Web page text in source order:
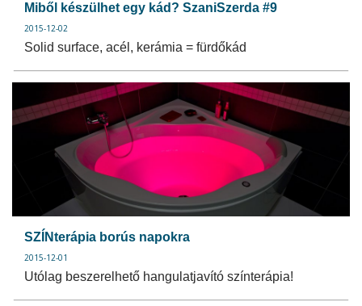
Miből készülhet egy kád? SzaniSzerda #9
2015-12-02
Solid surface, acél, kerámia = fürdőkád
SZÍNterápia borús napokra
2015-12-01
Utólag beszerelhető hangulatjavító színterápia!